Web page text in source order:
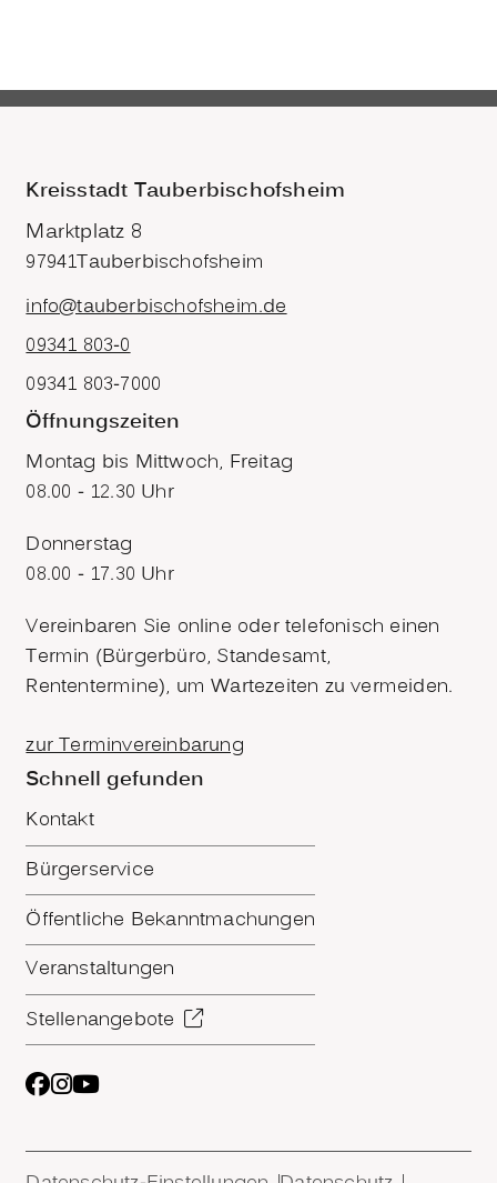
Kreisstadt Tauberbischofsheim
Marktplatz 8
97941Tauberbischofsheim
info@tauberbischofsheim.de
09341 803-0
09341 803-7000
Öffnungszeiten
Montag bis Mittwoch, Freitag
08.00 - 12.30 Uhr
Donnerstag
08.00 - 17.30 Uhr
Vereinbaren Sie online oder telefonisch einen
Termin (Bürgerbüro, Standesamt,
Rententermine), um Wartezeiten zu vermeiden.
zur Terminvereinbarung
Schnell gefunden
Kontakt
Bürgerservice
Öffentliche Bekanntmachungen
Veranstaltungen
Stellenangebote